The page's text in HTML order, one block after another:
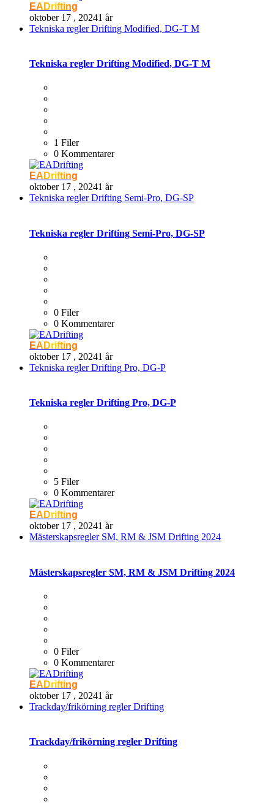
EADrifting
oktober 17 , 20241 år
Tekniska regler Drifting Modified, DG-T M
Tekniska regler Drifting Modified, DG-T M
1 Filer
0 Kommentarer
EADrifting
oktober 17 , 20241 år
Tekniska regler Drifting Semi-Pro, DG-SP
Tekniska regler Drifting Semi-Pro, DG-SP
0 Filer
0 Kommentarer
EADrifting
oktober 17 , 20241 år
Tekniska regler Drifting Pro, DG-P
Tekniska regler Drifting Pro, DG-P
5 Filer
0 Kommentarer
EADrifting
oktober 17 , 20241 år
Mästerskapsregler SM, RM & JSM Drifting 2024
Mästerskapsregler SM, RM & JSM Drifting 2024
0 Filer
0 Kommentarer
EADrifting
oktober 17 , 20241 år
Trackday/frikörning regler Drifting
Trackday/frikörning regler Drifting